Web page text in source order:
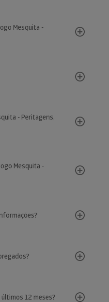
Mesquita -
- Peritagens,
Mesquita -
12 meses?